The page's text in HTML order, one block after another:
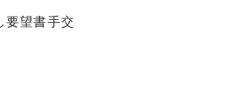
要望書手交